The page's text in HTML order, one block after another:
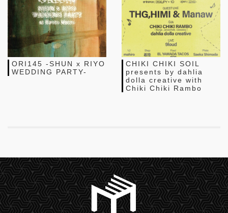
ORI145 -SHUN x RIYO
WEDDING PARTY-
CHIKI CHIKI SOIL
presents by dahlia
dolla creative with
Chiki Chiki Rambo